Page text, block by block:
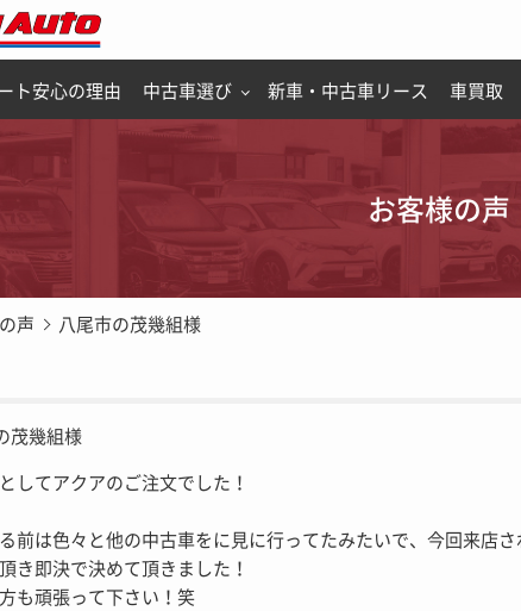
ト安心の理由 中古車選び 新車・中古車リース 車買取
お客様の声
声 八尾市の茂幾組様
茂幾組様
してアクアのご注文でした！
前は色々と他の中古車をに見に行ってたみたいで、今回来店
き即決で決めて頂きました！
も頑張って下さい！笑